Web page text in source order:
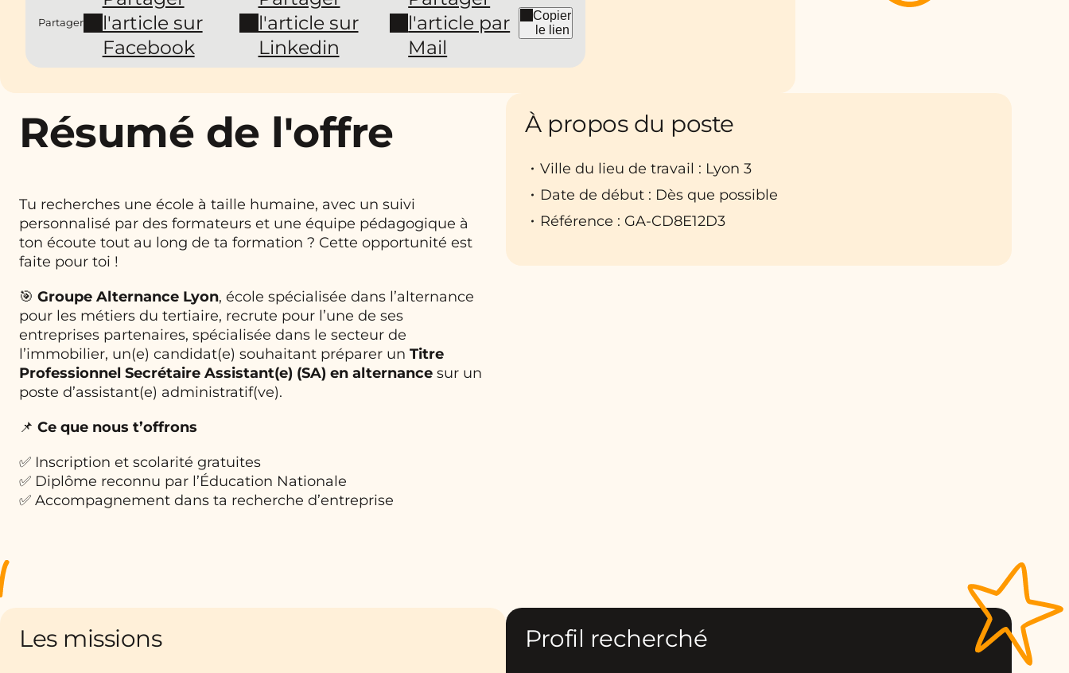
Partager
l'article sur
Facebook
l'article sur
Linkedin
l'article par
Mail
Copier
le lien
Résumé de l'offre
Tu recherches une école à taille humaine, avec un suivi
personnalisé par des formateurs et une équipe pédagogique à
ton écoute tout au long de ta formation ? Cette opportunité est
faite pour toi !
🎯 Groupe Alternance Lyon, école spécialisée dans l’alternance
pour les métiers du tertiaire, recrute pour l’une de ses
entreprises partenaires, spécialisée dans le secteur de
l’immobilier, un(e) candidat(e) souhaitant préparer un Titre
Professionnel Secrétaire Assistant(e) (SA) en alternance sur un
poste d’assistant(e) administratif(ve).
📌 Ce que nous t’offrons
✅ Inscription et scolarité gratuites
✅ Diplôme reconnu par l’Éducation Nationale
✅ Accompagnement dans ta recherche d’entreprise
À propos du poste
Ville du lieu de travail : Lyon 3
Date de début : Dès que possible
Référence : GA-CD8E12D3
Les missions Profil recherché